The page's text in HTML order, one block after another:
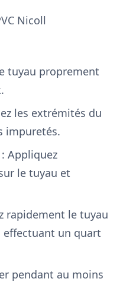
Nicoll
tuyau proprement
les extrémités du
impuretés.
: Appliquez
le tuyau et
rapidement le tuyau
effectuant un quart
pendant au moins